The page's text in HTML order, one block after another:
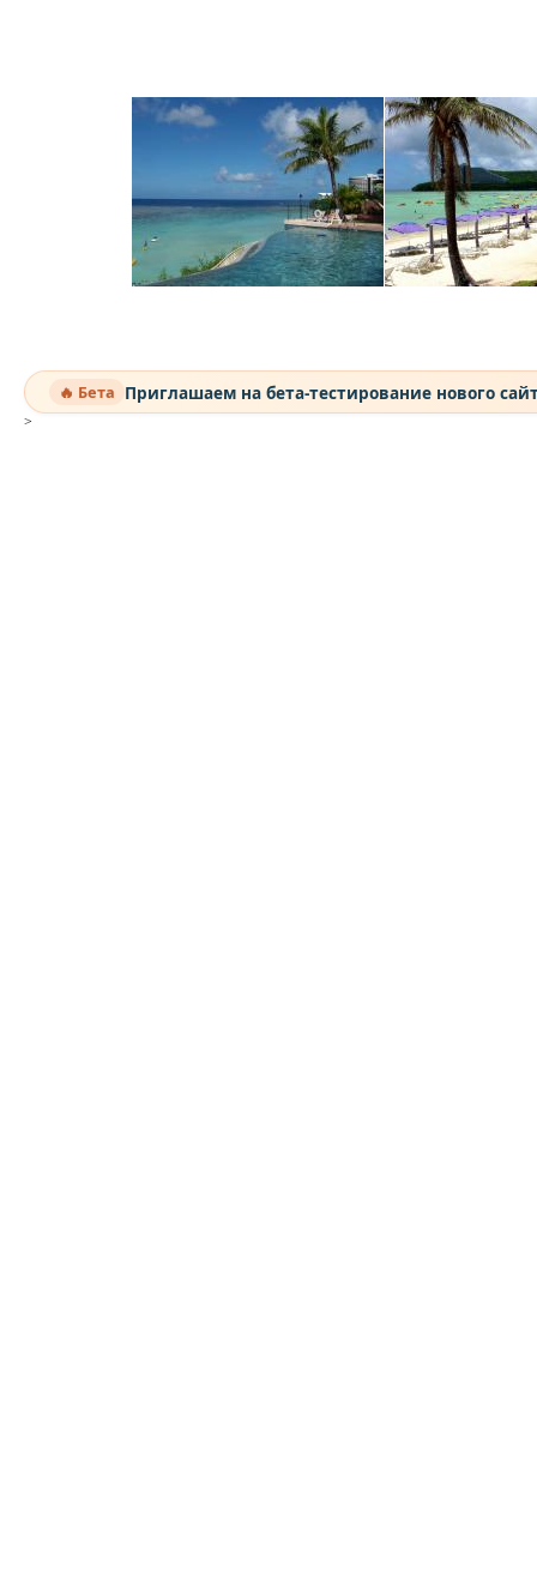
🔥 Бета Приглашаем на бета-тестирование нового
>